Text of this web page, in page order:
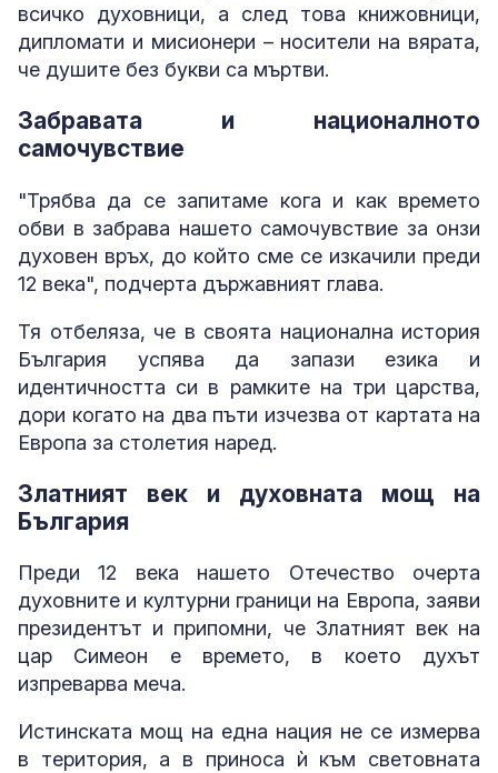
всичко духовници, а след това книжовници,
дипломати и мисионери – носители на вярата,
че душите без букви са мъртви.
Забравата и националното
самочувствие
"Трябва да се запитаме кога и как времето
обви в забрава нашето самочувствие за онзи
духовен връх, до който сме се изкачили преди
12 века", подчерта държавният глава.
Тя отбеляза, че в своята национална история
България успява да запази езика и
идентичността си в рамките на три царства,
дори когато на два пъти изчезва от картата на
Европа за столетия наред.
Златният век и духовната мощ на
България
Преди 12 века нашето Отечество очерта
духовните и културни граници на Европа, заяви
президентът и припомни, че Златният век на
цар Симеон е времето, в което духът
изпреварва меча.
Истинската мощ на една нация не се измерва
в територия, а в приноса ѝ към световната